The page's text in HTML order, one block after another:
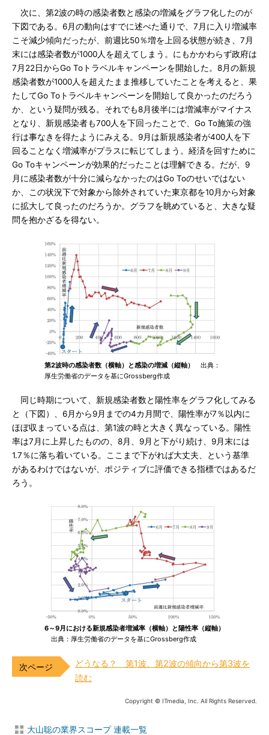
次に、第2波の時の感染者数と感染の増減をグラフ化したのが
下図である。6月の動向はすでに述べた通りで、7月に入り増減率
こそ減少傾向だったが、前週比50％増を上回る状態が続き、7月
末には感染者数が1000人を超えてしまう。にもかかわらず政府は
7月22日からGo Toトラベルキャンペーンを開始した。8月の新規
感染者数が1000人を超えたまま推移していたことを考えると、果
たしてGo Toトラベルキャンペーンを開始して良かったのだろう
か、という疑問が残る。それでも8月後半には増減率がマイナス
となり、新規感染者も700人を下回ったことで、Go To施策の強
行は事なきを得たようにみえる。9月は新規感染者が400人を下
回ることなく増減率がプラスに転じてしまう。経済を回すために
Go Toキャンペーンが効果的だったことは理解できる。だが、9
月に感染者数が十分に減らなかったのはGo Toのせいではない
か、この状況下で対象から除外されていた東京都を10月から対象
に拡大して良ったのだろうか。グラフを眺めていると、大きな疑
問を抱かざるを得ない。
第2波時の感染者数（横軸）と感染の増減（縦軸）
出典：
厚生労働省のデータを基にGrossberg作成
同じ時期について、新規感染者数と陽性率をグラフ化してみる
と（下図）、6月から9月までの4カ月間で、陽性率が7％以内に
ほぼ収まっている点は、第1波の時と大きく異なっている。陽性
率は7月に上昇したものの、8月、9月と下がり続け、9月末には
1.7％に落ち着いている。ここまで下がれば大丈夫、という基準
があるわけではないが、ポジティブに評価できる指標ではあるだ
ろう。
6～9月における新規感染者増減率（横軸）と陽性率（縦軸）
出典：厚生労働省のデータを基にGrossberg作成
どうなる？ 第1波、第2波の傾向から第3波を
読む
Copyright © ITmedia, Inc. All Rights Reserved.
大山聡の業界スコープ 連載一覧